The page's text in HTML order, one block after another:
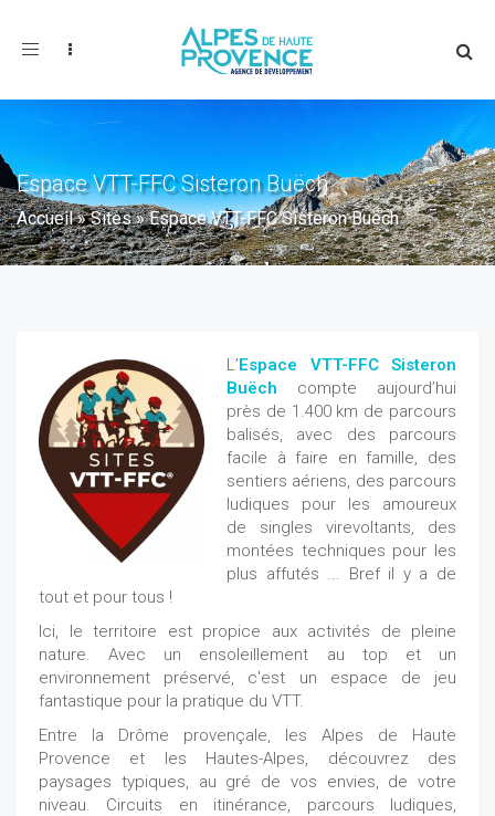
Toggle
Espace VTT-FFC Sisteron Buëch
Accueil»Sites»Espace VTT-FFC Sisteron Buëch
L’Espace VTT-FFC Sisteron
Buëch compte aujourd’hui
près de 1.400 km de parcours
balisés, avec des parcours
facile à faire en famille, des
sentiers aériens, des parcours
ludiques pour les amoureux
de singles virevoltants, des
montées techniques pour les
plus affutés ... Bref il y a de
tout et pour tous !
Ici, le territoire est propice aux activités de pleine
nature. Avec un ensoleillement au top et un
environnement préservé, c'est un espace de jeu
fantastique pour la pratique du VTT.
Entre la Drôme provençale, les Alpes de Haute
Provence et les Hautes-Alpes, découvrez des
paysages typiques, au gré de vos envies, de votre
niveau. Circuits en itinérance, parcours ludiques,